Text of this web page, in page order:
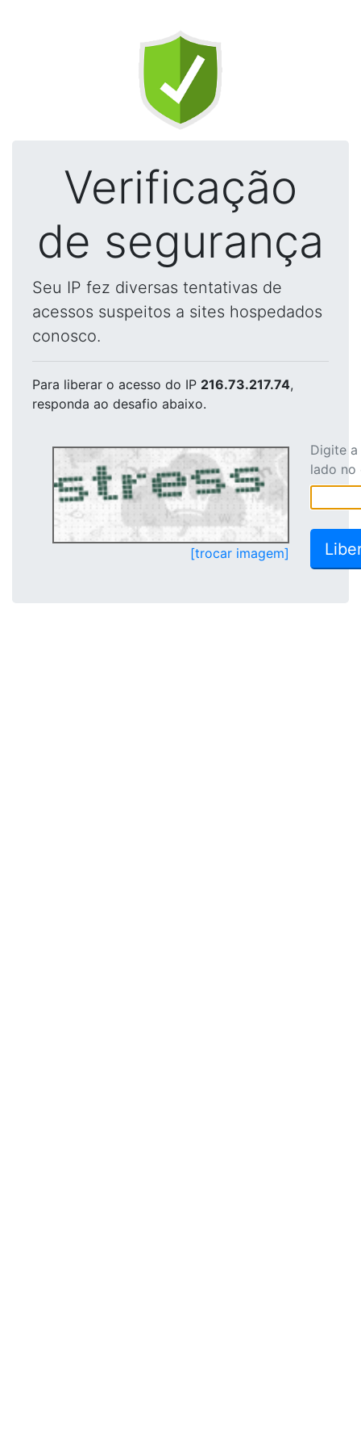
Verificação
de segurança
Seu IP fez diversas tentativas de
acessos suspeitos a sites hospedados
conosco.
Para liberar o acesso do IP 216.73.217.74,
responda ao desafio abaixo.
[trocar imagem]
Digite
lado no